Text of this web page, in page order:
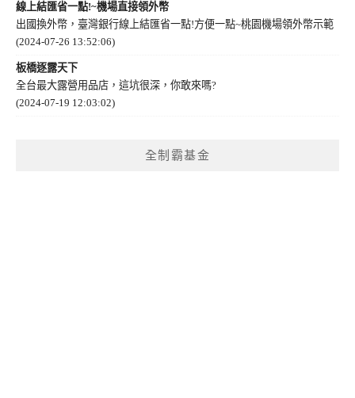
線上結匯省一點!~機場直接領外幣
出國換外幣，臺灣銀行線上結匯省一點!方便一點~桃園機場領外幣示範
(2024-07-26 13:52:06)
板橋逐露天下
全台最大露營用品店，這坑很深，你敢來嗎?
(2024-07-19 12:03:02)
全制霸基金